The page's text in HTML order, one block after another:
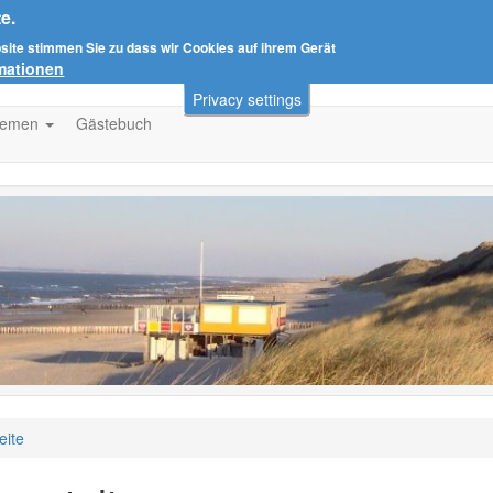
Privacy settings
stimmen Sie zu dass wir Cookies auf ihrem Gerät
Gästebuch